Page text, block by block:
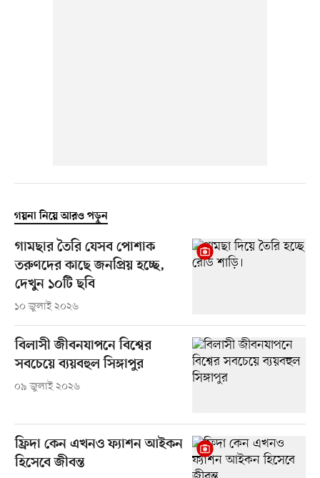
গয়না নিয়ে আরও পড়ুন
গামছার তৈরি যেসব পোশাক
তরুণদের কাছে জনপ্রিয় হচ্ছে,
দেখুন ১০টি ছবি
১০ জুলাই ২০২৬
বিলাসী জীবনযাপনে বিশ্বের
সবচেয়ে ব্যয়বহুল সিঙ্গাপুর
০৯ জুলাই ২০২৬
ফ্রিদা কেন এখনও ফ্যাশন আইকন
হিসেবে জীবন্ত